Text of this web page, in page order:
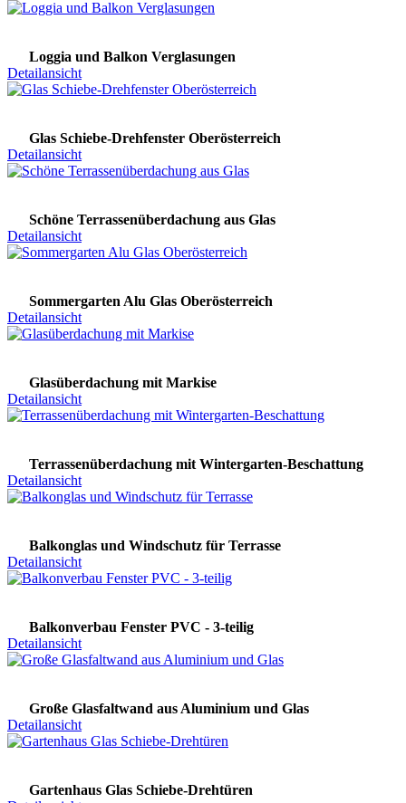
Loggia und Balkon Verglasungen
Detailansicht
Glas Schiebe-Drehfenster Oberösterreich
Detailansicht
Schöne Terrassenüberdachung aus Glas
Detailansicht
Sommergarten Alu Glas Oberösterreich
Detailansicht
Glasüberdachung mit Markise
Detailansicht
Terrassenüberdachung mit Wintergarten-Beschattung
Detailansicht
Balkonglas und Windschutz für Terrasse
Detailansicht
Balkonverbau Fenster PVC - 3-teilig
Detailansicht
Große Glasfaltwand aus Aluminium und Glas
Detailansicht
Gartenhaus Glas Schiebe-Drehtüren